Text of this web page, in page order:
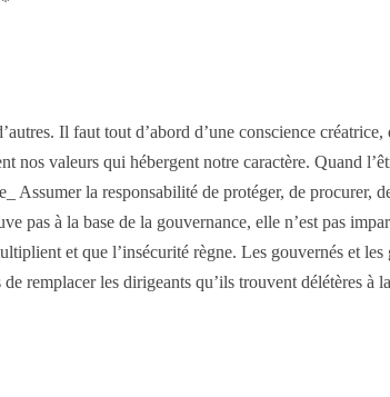
Il faut tout d’abord d’une conscience
valeurs qui hébergent notre caractère. Quand
Assumer la responsabilité de protéger, de procurer,
pas à la base de la gouvernance, elle n’est pas
et que l’insécurité règne. Les gouvernés et les
remplacer les dirigeants qu’ils trouvent délétères à